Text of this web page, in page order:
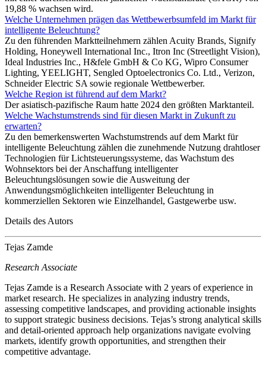
19,88 % wachsen wird.
Welche Unternehmen prägen das Wettbewerbsumfeld im Markt für
intelligente Beleuchtung?
Zu den führenden Marktteilnehmern zählen Acuity Brands, Signify
Holding, Honeywell International Inc., Itron Inc (Streetlight Vision),
Ideal Industries Inc., H&fele GmbH & Co KG, Wipro Consumer
Lighting, YEELIGHT, Sengled Optoelectronics Co. Ltd., Verizon,
Schneider Electric SA sowie regionale Wettbewerber.
Welche Region ist führend auf dem Markt?
Der asiatisch-pazifische Raum hatte 2024 den größten Marktanteil.
Welche Wachstumstrends sind für diesen Markt in Zukunft zu
erwarten?
Zu den bemerkenswerten Wachstumstrends auf dem Markt für
intelligente Beleuchtung zählen die zunehmende Nutzung drahtloser
Technologien für Lichtsteuerungssysteme, das Wachstum des
Wohnsektors bei der Anschaffung intelligenter
Beleuchtungslösungen sowie die Ausweitung der
Anwendungsmöglichkeiten intelligenter Beleuchtung in
kommerziellen Sektoren wie Einzelhandel, Gastgewerbe usw.
Details des Autors
Tejas Zamde
Research Associate
Tejas Zamde is a Research Associate with 2 years of experience in
market research. He specializes in analyzing industry trends,
assessing competitive landscapes, and providing actionable insights
to support strategic business decisions. Tejas’s strong analytical skills
and detail-oriented approach help organizations navigate evolving
markets, identify growth opportunities, and strengthen their
competitive advantage.